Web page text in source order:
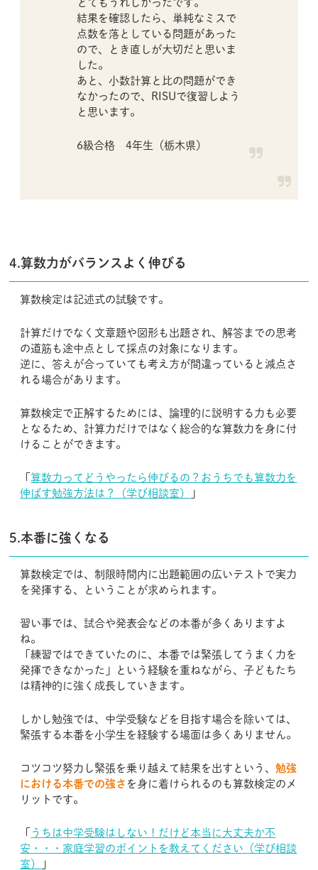
とてもうれしかったです。
結果を確認したら、単純なミスで
点数を落としている問題があった
ので、とき直しが大切だと思いま
した。
あと、小数計算と比の問題ができ
なかったので、RISUで復習しよう
と思います。
6級合格 4年生（栃木県）
4.算数力がバランスよく伸びる
算数検定は記述式の試験です。
計算だけでなく文章題や図形も出題され、解答までの思考
の道筋も途中点として採点の対象になります。
逆に、答えが合っていても考え方が間違っていると減点さ
れる場合があります。
算数検定で正解するためには、論理的に説明する力も必要
となるため、計算力だけではなく総合的な算数力を身に付
けることができます。
算数力ってどうやったら伸びるの？おうちでも算数力を
伸ばす勉強方法は？（学び相談室）
」
5.本番に強くなる
算数検定では、制限時間内に出題範囲の広いテストで実力
を発揮する、ということが求められます。
習い事では、試合や発表会などの本番が多くありますよ
ね。
「練習ではできていたのに、本番では緊張してうまく力を
発揮できなかった」という経験を重ねながら、子どもたち
は精神的に強く成長していきます。
しかし勉強では、中学受験などを目指す場合を除いては、
緊張する本番を小学生を経験する場面は多くありません。
コツコツ努力し緊張を乗り越えて結果を出すという、勉強
における本番での強さ を身に着けられるのも算数検定のメ
リットです。
うちは中学受験はしない！だけど本当に大丈夫か不
安・・・家庭学習のポイントを教えてください（学び相談
室）
」